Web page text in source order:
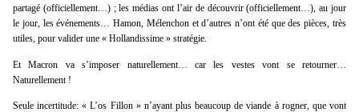
partagé (officiellement…) ; les médias ont l’air de découvrir (officiellement…), au jour
le jour, les événements… Hamon, Mélenchon et d’autres n’ont été que des pièces, très
utiles, pour valider une « Hollandissime » stratégie.
Et Macron va s’imposer naturellement… car les vestes vont se retourner…
Naturellement !
Seule incertitude: « L’os Fillon » n’ayant plus beaucoup de viande à rogner, que vont